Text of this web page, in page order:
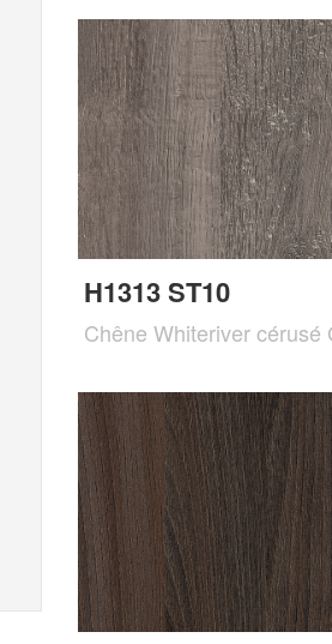
H1313 ST10
Chêne Whiteriver cérusé